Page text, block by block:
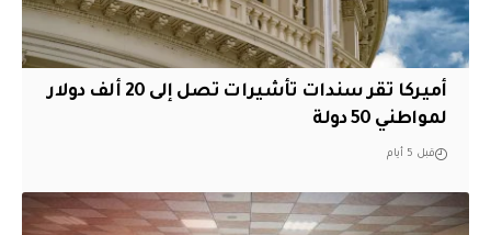
أميركا تقر سندات تأشيرات تصل إلى 20 ألف دولار
لمواطني 50 دولة
قبل 5 أيام